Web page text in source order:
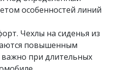
особенностей линий
Чехлы на сиденья из
повышенным
при длительных